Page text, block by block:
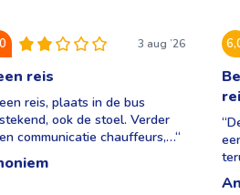
3 aug ’26
reis, plaats in de bus
ook de stoel. Verder
communicatie chauffeurs,…“
reis
“